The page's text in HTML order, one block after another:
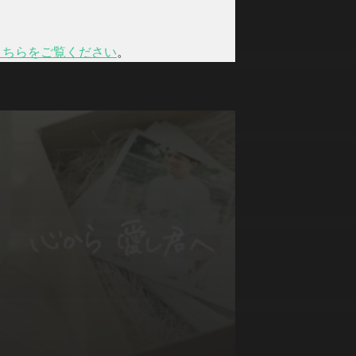
らをご覧ください。